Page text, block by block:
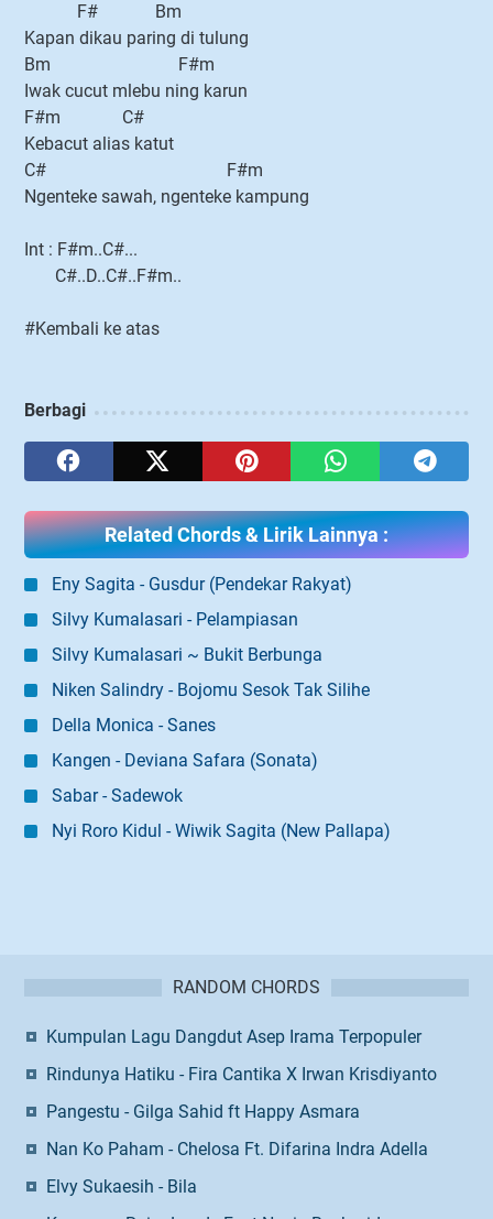
F# Bm
Kapan dikau paring di tulung
Bm F#m
Iwak cucut mlebu ning karun
F#m C#
Kebacut alias katut
C# F#m
Ngenteke sawah, ngenteke kampung
Int : F#m..C#...
C#..D..C#..F#m..
#Kembali ke atas
Berbagi
Related Chords & Lirik Lainnya :
Eny Sagita - Gusdur (Pendekar Rakyat)
Silvy Kumalasari - Pelampiasan
Silvy Kumalasari ~ Bukit Berbunga
Niken Salindry - Bojomu Sesok Tak Silihe
Della Monica - Sanes
Kangen - Deviana Safara (Sonata)
Sabar - Sadewok
Nyi Roro Kidul - Wiwik Sagita (New Pallapa)
RANDOM CHORDS
Kumpulan Lagu Dangdut Asep Irama Terpopuler
Rindunya Hatiku - Fira Cantika X Irwan Krisdiyanto
Pangestu - Gilga Sahid ft Happy Asmara
Nan Ko Paham - Chelosa Ft. Difarina Indra Adella
Elvy Sukaesih - Bila